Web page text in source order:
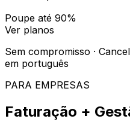
Poupe até 90%
Ver planos
Sem compromisso ·
em português
PARA EMPRESAS
Faturação +